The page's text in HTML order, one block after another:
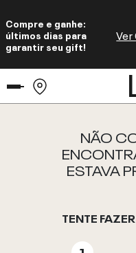
Compre e ganhe:
últimos dias para
garantir seu gift!
NÃO
ESTAVA
TENTE